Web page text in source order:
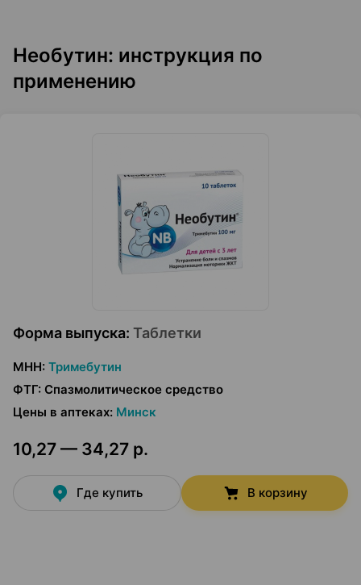
Необутин: инструкция по
применению
Форма выпуска: Таблетки
МНН: Тримебутин
ФТГ: Спазмолитическое средство
Цены в аптеках: Минск
10,27 — 34,27 р.
Где купить В корзину